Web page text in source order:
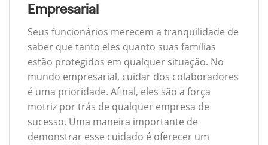
Empresarial
Seus funcionários merecem a tranquilidade de
saber que tanto eles quanto suas famílias
estão protegidos em qualquer situação. No
mundo empresarial, cuidar dos colaboradores
é uma prioridade. Afinal, eles são a força
motriz por trás de qualquer empresa de
sucesso. Uma maneira importante de
demonstrar esse cuidado é oferecer um